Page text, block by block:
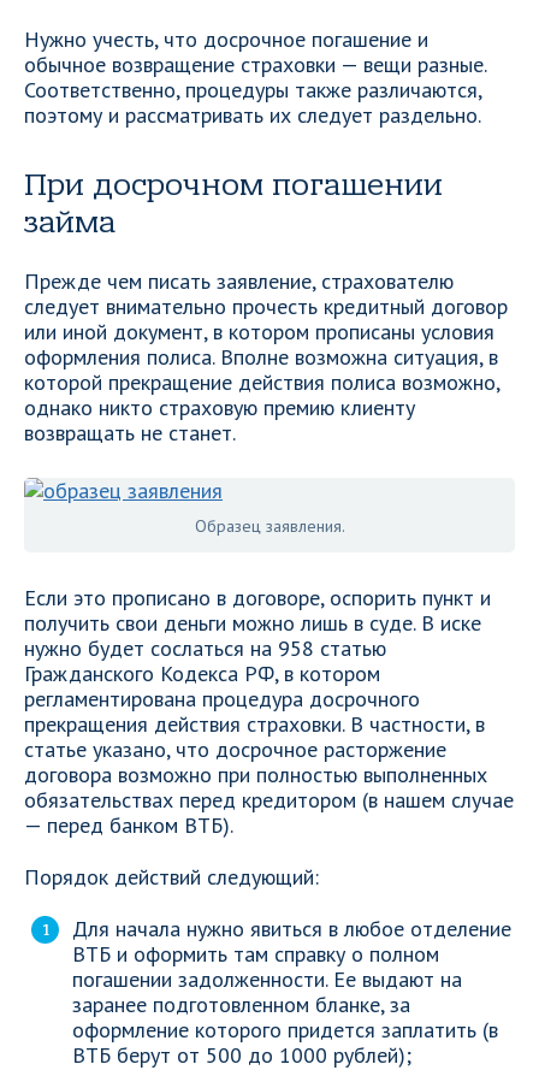
Нужно учесть, что досрочное погашение и
обычное возвращение страховки — вещи разные.
Соответственно, процедуры также различаются,
поэтому и рассматривать их следует раздельно.
При досрочном погашении
займа
Прежде чем писать заявление, страхователю
следует внимательно прочесть кредитный договор
или иной документ, в котором прописаны условия
оформления полиса. Вполне возможна ситуация, в
которой прекращение действия полиса возможно,
однако никто страховую премию клиенту
возвращать не станет.
Образец заявления.
Если это прописано в договоре, оспорить пункт и
получить свои деньги можно лишь в суде. В иске
нужно будет сослаться на 958 статью
Гражданского Кодекса РФ, в котором
регламентирована процедура досрочного
прекращения действия страховки. В частности, в
статье указано, что досрочное расторжение
договора возможно при полностью выполненных
обязательствах перед кредитором (в нашем случае
— перед банком ВТБ).
Порядок действий следующий:
Для начала нужно явиться в любое отделение
ВТБ и оформить там справку о полном
погашении задолженности. Ее выдают на
заранее подготовленном бланке, за
оформление которого придется заплатить (в
ВТБ берут от 500 до 1000 рублей);